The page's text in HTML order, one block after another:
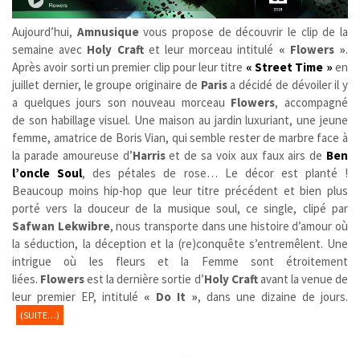
Aujourd’hui, Amnusiquevous propose de découvrir le clip de la
semaine avec Holy Craftet leur morceau intitulé « Flowers ».
Après avoir sorti un premier clip pour leur titre « Street Time » en
juillet dernier, le groupe originaire de Parisa décidé de dévoiler il y
a quelques jours son nouveau morceau Flowers, accompagné
de son habillage visuel. Une maison au jardin luxuriant, une jeune
femme, amatrice de Boris Vian, qui semble rester de marbre face à
la parade amoureuse d’Harriset de sa voix aux faux airs de Ben
l’oncle Soul, des pétales de rose… Le décor est planté !
Beaucoup moins hip-hop que leur titre précédent et bien plus
porté vers la douceur de la musique soul, ce single, clipé par
Safwan Lekwibre, nous transporte dans une histoire d’amour où
la séduction, la déception et la (re)conquête s’entremêlent. Une
intrigue où les fleurs et la Femme sont étroitement
liées. Flowersest la dernière sortie d’Holy Craftavant la venue de
leur premier EP, intitulé « Do It », dans une dizaine de jours.
(SUITE…)